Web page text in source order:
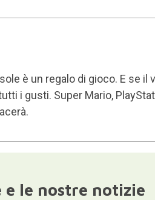
è un regalo di gioco. E se il
i gusti. Super Mario,
le nostre notizie